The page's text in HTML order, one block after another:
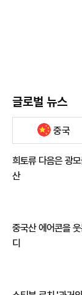
글로벌 뉴스
중국
희토류 다음은 광
산
중국산 에어콘을
디